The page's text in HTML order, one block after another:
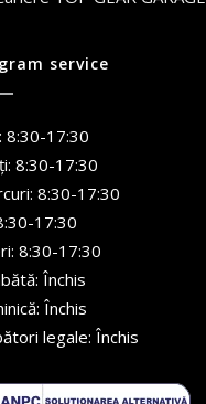
service
8:30-17:30
8:30-17:30
8:30-17:30
17:30
8:30-17:30
Închis
Închis
legale: Închis